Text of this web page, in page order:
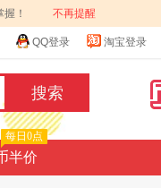
！ 不再提醒
QQ登录 淘宝登录
半价
每日0点